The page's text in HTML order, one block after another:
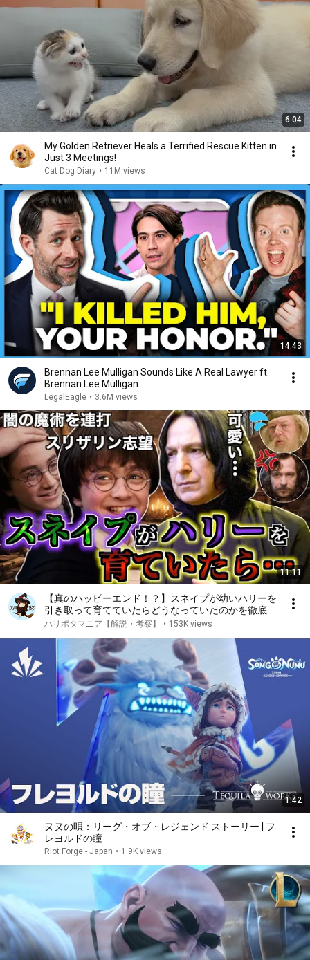
6:04
My Golden Retriever Heals a Terrified Rescue Kitten in
Just 3 Meetings!
Cat Dog Diary • 11M views
14:43
Brennan Lee Mulligan Sounds Like A Real Lawyer ft.
Brennan Lee Mulligan
LegalEagle • 3.6M views
11:11
【真のハッピーエンド！？】スネイプが幼いハリーを
引き取って育てていたらどうなっていたのかを徹底解
説！
ハリポタマニア【解説・考察】 • 153K views
1:42
ヌヌの唄：リーグ・オブ・レジェンド ストーリー | フ
レヨルドの瞳
Riot Forge - Japan • 1.9K views